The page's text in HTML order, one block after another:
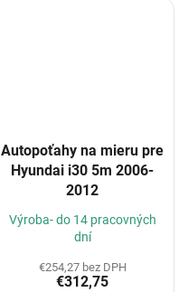
Autopoťahy na mieru pre
Hyundai i30 5m 2006-
2012
Výroba- do 14 pracovných
dní
€254,27 bez DPH
€312,75